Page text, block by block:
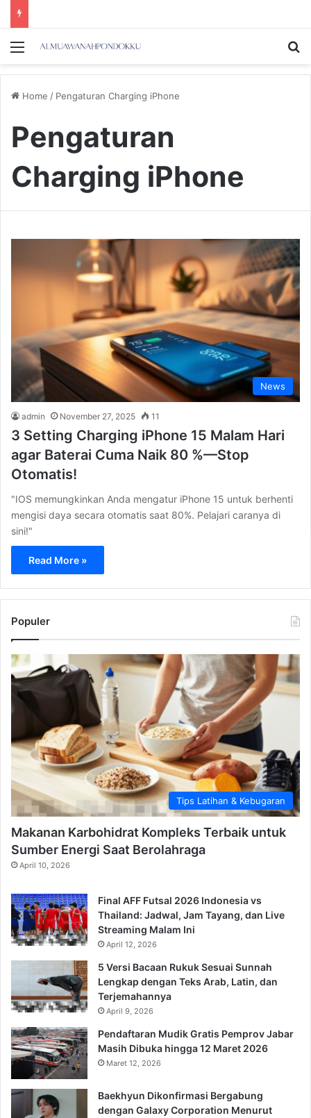
Menu
Home / Pengaturan Charging iPhone
Pengaturan
Charging iPhone
News
admin November 27, 2025 11
3 Setting Charging iPhone 15 Malam Hari
agar Baterai Cuma Naik 80 %—Stop
Otomatis!
"IOS memungkinkan Anda mengatur iPhone 15 untuk berhenti
mengisi daya secara otomatis saat 80%. Pelajari caranya di
sini!"
Read More »
Populer
Tips Latihan & Kebugaran
Makanan Karbohidrat Kompleks Terbaik untuk
Sumber Energi Saat Berolahraga
April 10, 2026
Final AFF Futsal 2026 Indonesia vs
Thailand: Jadwal, Jam Tayang, dan Live
Streaming Malam Ini
April 12, 2026
5 Versi Bacaan Rukuk Sesuai Sunnah
Lengkap dengan Teks Arab, Latin, dan
Terjemahannya
April 9, 2026
Pendaftaran Mudik Gratis Pemprov Jabar
Masih Dibuka hingga 12 Maret 2026
Maret 12, 2026
Baekhyun Dikonfirmasi Bergabung
dengan Galaxy Corporation Menurut